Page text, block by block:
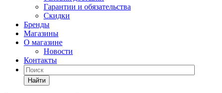
Гарантии и обязательства
Скидки
Бренды
Магазины
О магазине
Новости
Контакты
Найти